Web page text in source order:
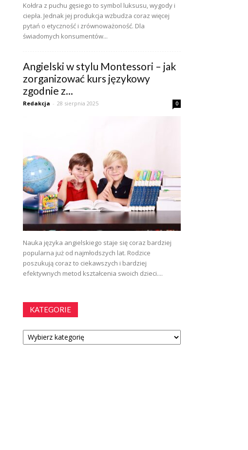
Kołdra z puchu gęsiego to symbol luksusu, wygody i
ciepła. Jednak jej produkcja wzbudza coraz więcej
pytań o etyczność i zrównoważoność. Dla
świadomych konsumentów...
Angielski w stylu Montessori – jak
zorganizować kurs językowy
zgodnie z...
Redakcja - 28 sierpnia 2025 0
Nauka języka angielskiego staje się coraz bardziej
popularna już od najmłodszych lat. Rodzice
poszukują coraz to ciekawszych i bardziej
efektywnych metod kształcenia swoich dzieci....
KATEGORIE
Kategorie